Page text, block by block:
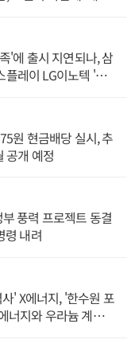
'에 출시 지연되나, 삼
플레이 LG이노텍 '탈
원 현금배당 실시, 추
공개 예정
풍력 프로젝트 동결
령 내려
' X에너지, '한수원 포
너지와 우라늄 계약